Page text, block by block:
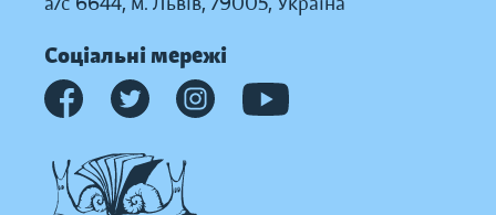
Соціальні мережі